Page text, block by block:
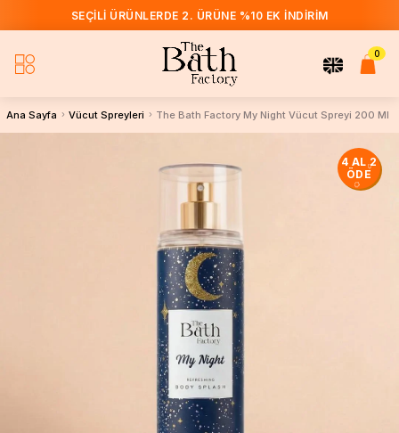
SEÇILI ÜRÜNLERDE 2. ÜRÜNE %10 EK İNDIRIM
0
Ana Sayfa Vücut Spreyleri The Bath Factory My Night Vücut Spreyi 200 Ml
4 AL 2
ÖDE